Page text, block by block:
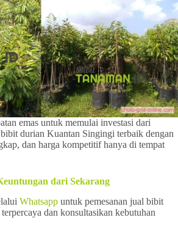
emas untuk memulai investasi dari
durian Kuantan Singingi terbaik dengan
dan harga kompetitif hanya di tempat
dari Sekarang
Whatsapp untuk pemesanan jual bibit
dan konsultasikan kebutuhan